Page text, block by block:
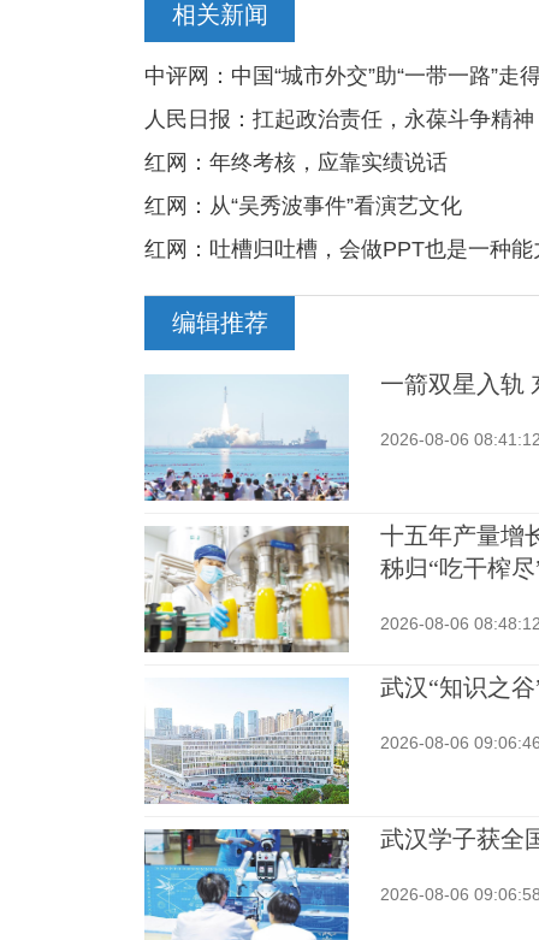
相关新闻
中评网：中国“城市外交”助“一带一路”走
人民日报：扛起政治责任，永葆斗争精神
红网：年终考核，应靠实绩说话
红网：从“吴秀波事件”看演艺文化
红网：吐槽归吐槽，会做PPT也是一种能
编辑推荐
一箭双星入轨
2026-08-06
十五年产量增
秭归“吃干榨
2026-08-06
武汉“知识之
2026-08-06
武汉学子获全
2026-08-06